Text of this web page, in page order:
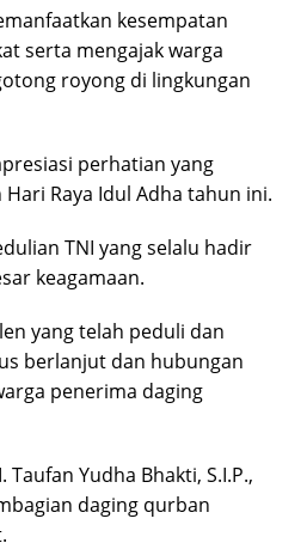
kesempatan
serta mengajak warga
royong di lingkungan
perhatian yang
Raya Idul Adha tahun ini.
TNI yang selalu hadir
keagamaan.
yang telah peduli dan
berlanjut dan hubungan
penerima daging
Yudha Bhakti, S.I.P.,
daging qurban